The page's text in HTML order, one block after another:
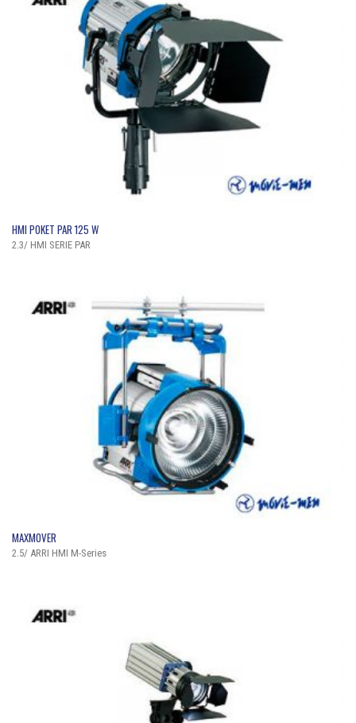
HMI POKET PAR 125 W
2.3/ HMI SERIE PAR
MAXMOVER
2.5/ ARRI HMI M-Series